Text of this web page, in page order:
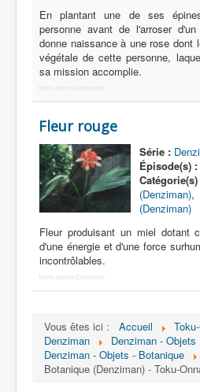
Artiste Asperger
Lexique
Denshi sentai
électronique
Série
Personnages
Mechas
Lieux
Épisodes
Références
Fanservice
En plantant une de ses
personne avant de l'arroser
donne naissance à une rose dont
végétale de cette personne,
sa mission accomplie.
More Joomla Extensions
Fleur rouge
Série :
Épisode(s) :
(Denziman),
(Denziman)
Fleur produisant un miel dotant
d'une énergie et d'une force
incontrôlables.
More Joomla Extensions
Vous êtes ici : Accueil
Denziman
Denziman - Objets
Denziman - Objets - Botanique
Botanique (Denziman) - Toku-